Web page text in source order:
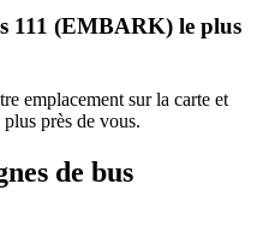
111 (EMBARK) le plus
emplacement sur la carte et
près de vous.
de bus